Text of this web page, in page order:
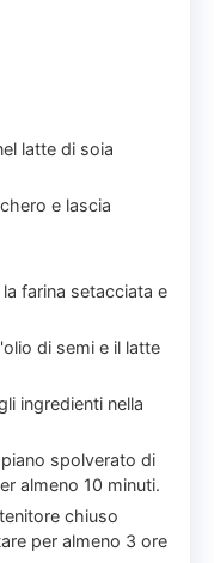
latte di soia
e lascia
farina setacciata e
di semi e il latte
ingredienti nella
spolverato di
almeno 10 minuti.
chiuso
per almeno 3 ore